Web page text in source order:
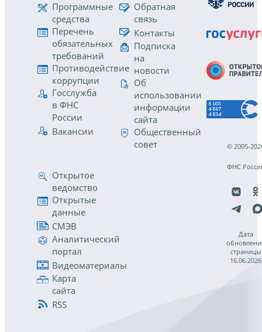
Программные
средства
Перечень
обязательных
требований
Противодействие
коррупции
Госслужба
в ФНС
России
Вакансии
Обратная
связь
Контакты
Подписка
на
новости
Об
использовании
информации
сайта
Общественный
совет
Открытое
ведомство
Открытые
данные
СМЭВ
Аналитический
портал
Видеоматериалы
Карта
сайта
RSS
© 2005-
ФНС
Дата
страницы
16.06.2026